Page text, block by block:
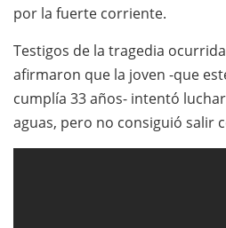
por la fuerte corriente.
Testigos de la tragedia
afirmaron que la joven -que
cumplía 33 años- intentó
aguas, pero no consiguió salir